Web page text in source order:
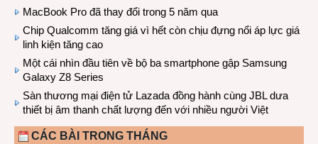
MacBook Pro đã thay đổi trong 5 năm qua
Chip Qualcomm tăng giá vì hết còn chịu đựng nổi áp lực giá
linh kiện tăng cao
Một cái nhìn đầu tiên về bộ ba smartphone gập Samsung
Galaxy Z8 Series
Sàn thương mại điện tử Lazada đồng hành cùng JBL dưa
thiết bị âm thanh chất lượng đến với nhiều người Việt
CÁC BÀI TRONG THÁNG